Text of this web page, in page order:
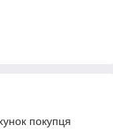
покупця